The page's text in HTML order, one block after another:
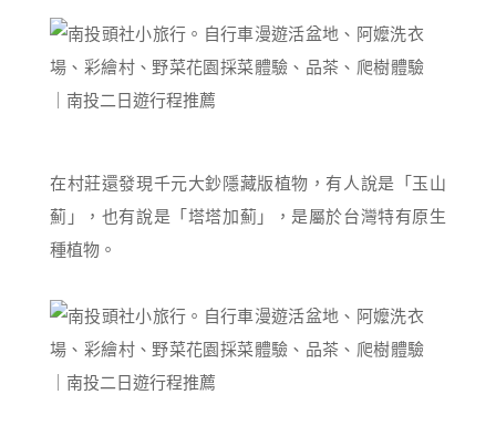
在村莊還發現千元大鈔隱藏版植物，有人說是「玉山
薊」，也有說是「塔塔加薊」，是屬於台灣特有原生
種植物。